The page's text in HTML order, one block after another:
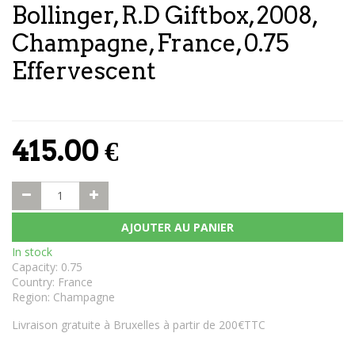
Bollinger, R.D Giftbox, 2008,
Champagne, France, 0.75
Effervescent
415.00€
AJOUTER AU PANIER
In stock
Capacity: 0.75
Country: France
Region: Champagne
Livraison gratuite à Bruxelles à partir de 200€TTC